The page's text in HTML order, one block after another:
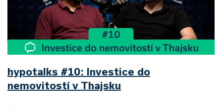
hypotalks #10: Investice do
nemovitostí v Thajsku